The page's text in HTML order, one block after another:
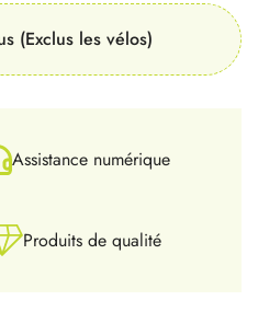
(Exclus les vélos)
Assistance numérique
Produits de qualité